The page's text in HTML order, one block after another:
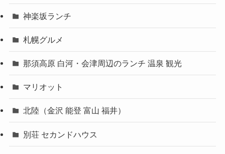
神楽坂ランチ
札幌グルメ
那須高原 白河・会津周辺のランチ 温泉 観光
マリオット
北陸（金沢 能登 富山 福井）
別荘 セカンドハウス